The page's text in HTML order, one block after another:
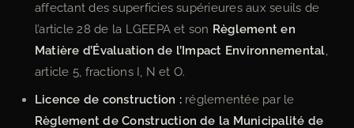
affectant des superficies supérieures aux seuils de
l’article 28 de la LGEEPA et son Règlement en
Matière d’Évaluation de l’Impact Environnemental
article 5, fractions I, N et O.
Licence de construction : réglementée par le
Règlement de Construction de la Municipalité de